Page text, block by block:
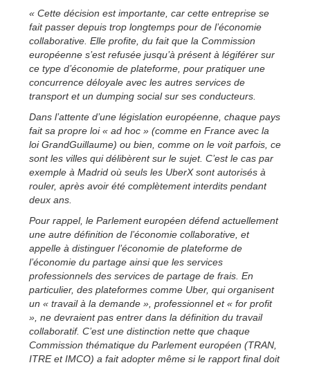
« Cette décision est importante, car cette entreprise se
fait passer depuis trop longtemps pour de l’économie
collaborative. Elle profite, du fait que la Commission
européenne s’est refusée jusqu’à présent à légiférer sur
ce type d’économie de plateforme, pour pratiquer une
concurrence déloyale avec les autres services de
transport et un dumping social sur ses conducteurs.
Dans l’attente d’une législation européenne, chaque pays
fait sa propre loi « ad hoc » (comme en France avec la
loi GrandGuillaume) ou bien, comme on le voit parfois, ce
sont les villes qui délibèrent sur le sujet. C’est le cas par
exemple à Madrid où seuls les UberX sont autorisés à
rouler, après avoir été complètement interdits pendant
deux ans.
Pour rappel, le Parlement européen défend actuellement
une autre définition de l’économie collaborative, et
appelle à distinguer l’économie de plateforme de
l’économie du partage ainsi que les services
professionnels des services de partage de frais. En
particulier, des plateformes comme Uber, qui organisent
un « travail à la demande », professionnel et « for profit
», ne devraient pas entrer dans la définition du travail
collaboratif. C’est une distinction nette que chaque
Commission thématique du Parlement européen (TRAN,
ITRE et IMCO) a fait adopter même si le rapport final doit